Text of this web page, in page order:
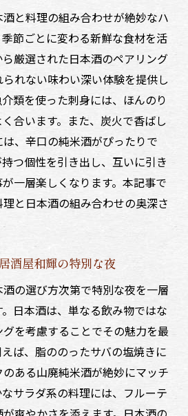
と料理の組み合わせが絶妙なハ
節ごとに変わる新鮮な食材を活
厳選された日本酒のペアリング
れない味わい深い体験を提供し
類を使った刺身には、ほんのり
合います。また、炭火で香ばし
、辛口の純米酒がぴったりで
つ個性を引き出し、互いに引き
一層楽しくなります。本記事で
と日本酒の組み合わせの奥深さ
酒屋和輝の特別な夜
の選び方次第で特別な夜を一層
日本酒は、単なる飲み物ではな
を考慮することでその魅力を最
ば、脂ののったサバの塩焼きに
ある山廃純米酒が絶妙にマッチ
サラダ系の料理には、フルーテ